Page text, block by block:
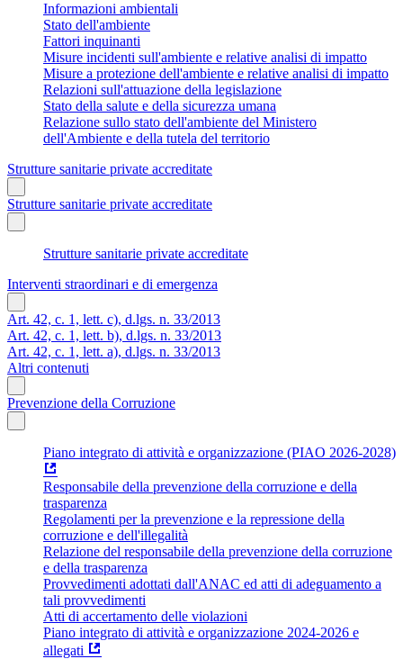
Informazioni ambientali
Stato dell'ambiente
Fattori inquinanti
Misure incidenti sull'ambiente e relative analisi di impatto
Misure a protezione dell'ambiente e relative analisi di impatto
Relazioni sull'attuazione della legislazione
Stato della salute e della sicurezza umana
Relazione sullo stato dell'ambiente del Ministero
dell'Ambiente e della tutela del territorio
Strutture sanitarie private accreditate
Strutture sanitarie private accreditate
Strutture sanitarie private accreditate
Interventi straordinari e di emergenza
Art. 42, c. 1, lett. c), d.lgs. n. 33/2013
Art. 42, c. 1, lett. b), d.lgs. n. 33/2013
Art. 42, c. 1, lett. a), d.lgs. n. 33/2013
Altri contenuti
Prevenzione della Corruzione
Piano integrato di attività e organizzazione (PIAO 2026-2028)
Responsabile della prevenzione della corruzione e della
trasparenza
Regolamenti per la prevenzione e la repressione della
corruzione e dell'illegalità
Relazione del responsabile della prevenzione della corruzione
e della trasparenza
Provvedimenti adottati dall'ANAC ed atti di adeguamento a
tali provvedimenti
Atti di accertamento delle violazioni
Piano integrato di attività e organizzazione 2024-2026 e
allegati